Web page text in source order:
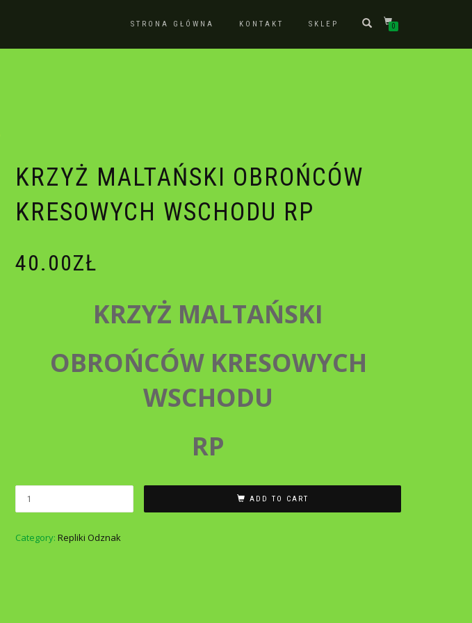
STRONA GŁÓWNA KONTAKT SKLEP 0
KRZYŻ MALTAŃSKI OBROŃCÓW
KRESOWYCH WSCHODU RP
40.00ZŁ
KRZYŻ MALTAŃSKI
OBROŃCÓW KRESOWYCH
WSCHODU
RP
ADD TO CART
Category: Repliki Odznak